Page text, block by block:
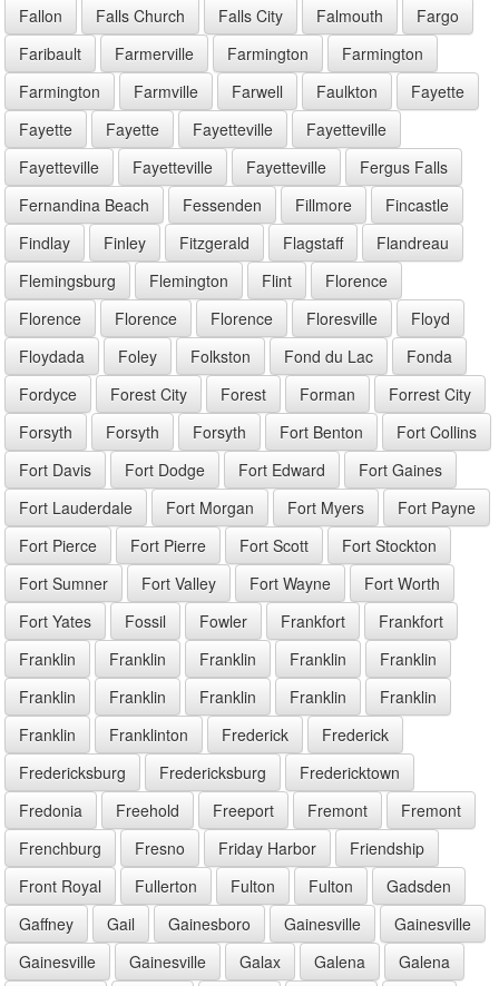
Fallon Falls Church Falls City Falmouth
Fargo
Faribault
Farmerville Farmington
Farmington
Farmington
Farmville Farwell Faulkton
Fayette
Fayette
Fayette Fayetteville
Fayetteville
Fayetteville
Fayetteville Fayetteville
Fergus Falls
Fernandina Beach
Fessenden Fillmore
Fincastle
Findlay
Finley Fitzgerald Flagstaff
Flandreau
Flemingsburg
Flemington Flint
Florence
Florence
Florence Florence Floresville
Floyd
Floydada
Foley Folkston Fond du Lac
Fonda
Fordyce
Forest City Forest Forman
Forrest City
Forsyth
Forsyth Forsyth Fort Benton
Fort Collins
Fort Davis
Fort Dodge Fort Edward
Fort Gaines
Fort Lauderdale
Fort Morgan Fort Myers
Fort Payne
Fort Pierce
Fort Pierre Fort Scott
Fort Stockton
Fort Sumner
Fort Valley Fort Wayne
Fort Worth
Fort Yates
Fossil Fowler Frankfort
Frankfort
Franklin
Franklin Franklin Franklin
Franklin
Franklin
Franklin Franklin Franklin
Franklin
Franklin
Franklinton Frederick
Frederick
Fredericksburg
Fredericksburg
Fredericktown
Fredonia
Freehold Freeport Fremont
Fremont
Frenchburg
Fresno Friday Harbor
Friendship
Front Royal
Fullerton Fulton Fulton
Gadsden
Gaffney
Gail Gainesboro Gainesville
Gainesville
Gainesville
Gainesville Galax Galena
Galena